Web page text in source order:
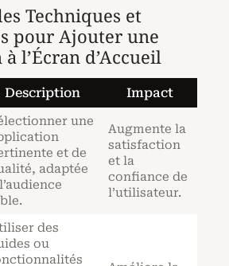
Techniques et
pour Ajouter une
l’Écran d’Accueil
Description Impact
une
et de
adaptée
Augmente la
satisfaction
et la
confiance de
l’utilisateur.
des
ou